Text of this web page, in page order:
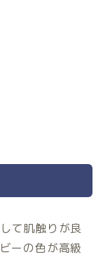
て肌触りが良
ーの色が高級